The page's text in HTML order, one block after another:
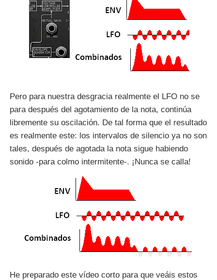
Pero para nuestra desgracia realmente el LFO no se
para después del agotamiento de la nota, continúa
libremente su oscilación. De tal forma que el resultado
es realmente este: los intervalos de silencio ya no son
tales, después de agotada la nota sigue habiendo
sonido -para colmo intermitente-. ¡Nunca se calla!
He preparado este vídeo corto para que veáis estos